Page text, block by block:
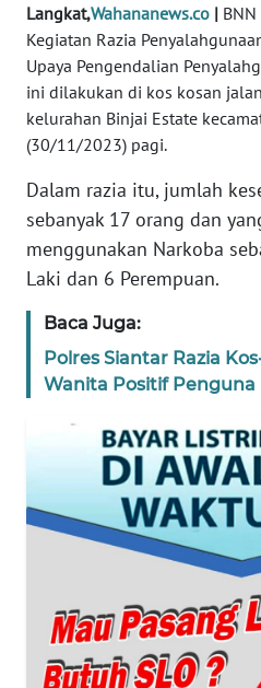
Langkat,Wahananews.co |
Kegiatan Razia
Upaya Pengendalian
ini dilakukan di kos kosan
kelurahan Binjai Estate
(30/11/2023) pagi.
Dalam razia itu, jumlah
sebanyak 17 orang dan
menggunakan Narkoba
Laki dan 6 Perempuan.
Baca Juga:
Polres Siantar Razia
Wanita Positif Penguna
Wahana
News
Regional
WN
WN
JAKARTA
WN
WN
BANTEN
WN
KEPRI
PAPUA
WN